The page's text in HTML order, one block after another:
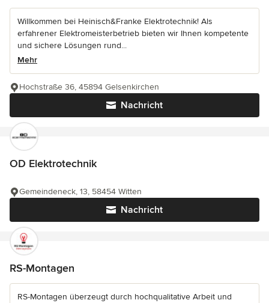
Willkommen bei Heinisch&Franke Elektrotechnik! Als
erfahrener Elektromeisterbetrieb bieten wir Ihnen kompetente
und sichere Lösungen rund...
Mehr
Nachricht
Hochstraße 36, 45894 Gelsenkirchen
OD Elektrotechnik
Nachricht
Gemeindeneck, 13, 58454 Witten
RS-Montagen
RS-Montagen überzeugt durch hochqualitative Arbeit und